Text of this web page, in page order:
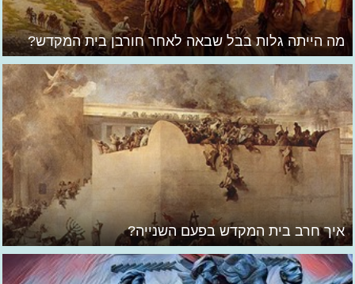
מה הייתה גלות בבל שבאה לאחר חורבן בית המקדש?
איך חרב בית המקדש בפעם השנייה?